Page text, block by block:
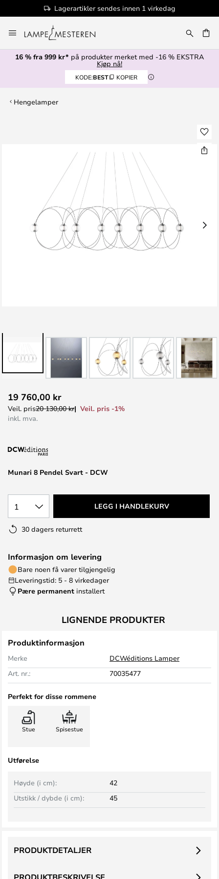
Lagerartikler sendes innen 1 virkedag
til
innhold
16 % fra 999 kr* på produkter merket med -16 % EKSTRA
Kjøp nå!
KODE:BEST KOPIER
Hengelamper
til
begynnelsen
Munari 8 Pendel Svart - DCW
19 760,00 kr
Veil. pris20 130,00 kr
Veil. pris -1%
inkl. mva.
1 LEGG I HANDLEKURV
30 dagers returrett
Informasjon om levering
Bare noen få varer tilgjengelig
Leveringstid: 5 - 8 virkedager
Pære permanent installert
LIGNENDE PRODUKTER
Produktinformasjon
Merke
DCWéditions Lamper
Art. nr.:
70035477
Perfekt for disse rommene
Stue Spisestue
Utførelse
Høyde (i cm):
42
Utstikk / dybde (i cm):
45
PRODUKTDETALJER